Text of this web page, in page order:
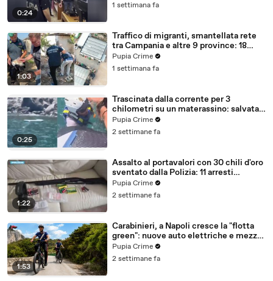
0:24
1 settimana fa
1:03
Traffico di migranti, smantellata rete
tra Campania e altre 9 province: 18
arresti (27.07.26)
Pupia Crime
1 settimana fa
0:25
Trascinata dalla corrente per 3
chilometri su un materassino: salvata
dalla Polizia (25.07.26)
Pupia Crime
2 settimane fa
1:22
Assalto al portavalori con 30 chili d'oro
sventato dalla Polizia: 11 arresti
(25.07.26)
Pupia Crime
2 settimane fa
1:53
Carabinieri, a Napoli cresce la "flotta
green": nuove auto elettriche e mezzi
sostenibili anche sulle isole (25.07.26)
Pupia Crime
2 settimane fa